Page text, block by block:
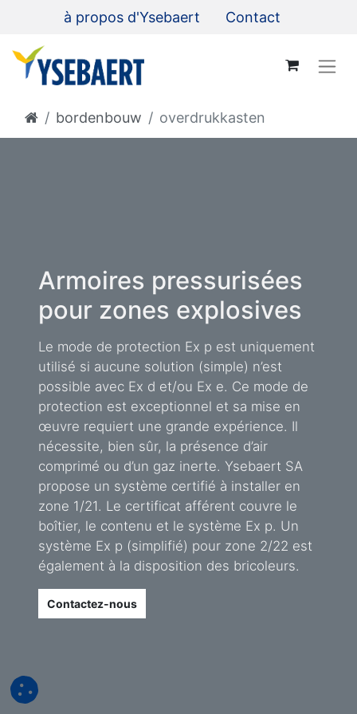
à propos d'Ysebaert Contact
bordenbouw overdrukkasten
Armoires pressurisées
pour zones explosives
Le mode de protection Ex p est uniquement
utilisé si aucune solution (simple) n’est
possible avec Ex d et/ou Ex e. Ce mode de
protection est exceptionnel et sa mise en
œuvre requiert une grande expérience. Il
nécessite, bien sûr, la présence d’air
comprimé ou d’un gaz inerte. Ysebaert SA
propose un système certifié à installer en
zone 1/21. Le certificat afférent couvre le
boîtier, le contenu et le système Ex p. Un
système Ex p (simplifié) pour zone 2/22 est
également à la disposition des bricoleurs.
Contactez-nous